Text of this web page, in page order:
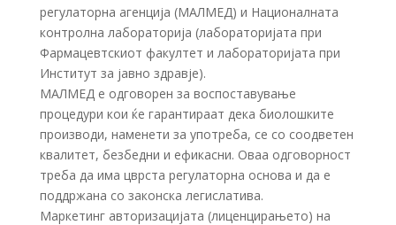
регулаторна агенција (МАЛМЕД) и Националната
контролна лабораторија (лабораторијата при
Фармацевтскиот факултет и лабораторијата при
Институт за јавно здравје).
МАЛМЕД е одговорен за воспоставување
процедури кои ќе гарантираат дека биолошките
производи, наменети за употреба, се со соодветен
квалитет, безбедни и ефикасни. Оваа одговорност
треба да има цврста регулаторна основа и да е
поддржана со законска легислатива.
Маркетинг авторизацијата (лиценцирањето) на